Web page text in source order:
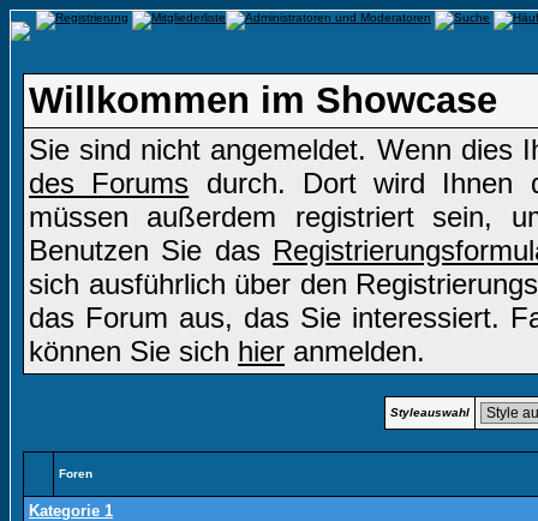
Willkommen im Showcase
Sie sind nicht angemeldet. Wenn
des Forums durch. Dort wird Ihnen
müssen außerdem registriert sein,
Benutzen Sie das
sich ausführlich über den
das Forum aus, das Sie interessiert.
können Sie sich hier anmelden.
Styleauswahl
Foren
Kategorie 1